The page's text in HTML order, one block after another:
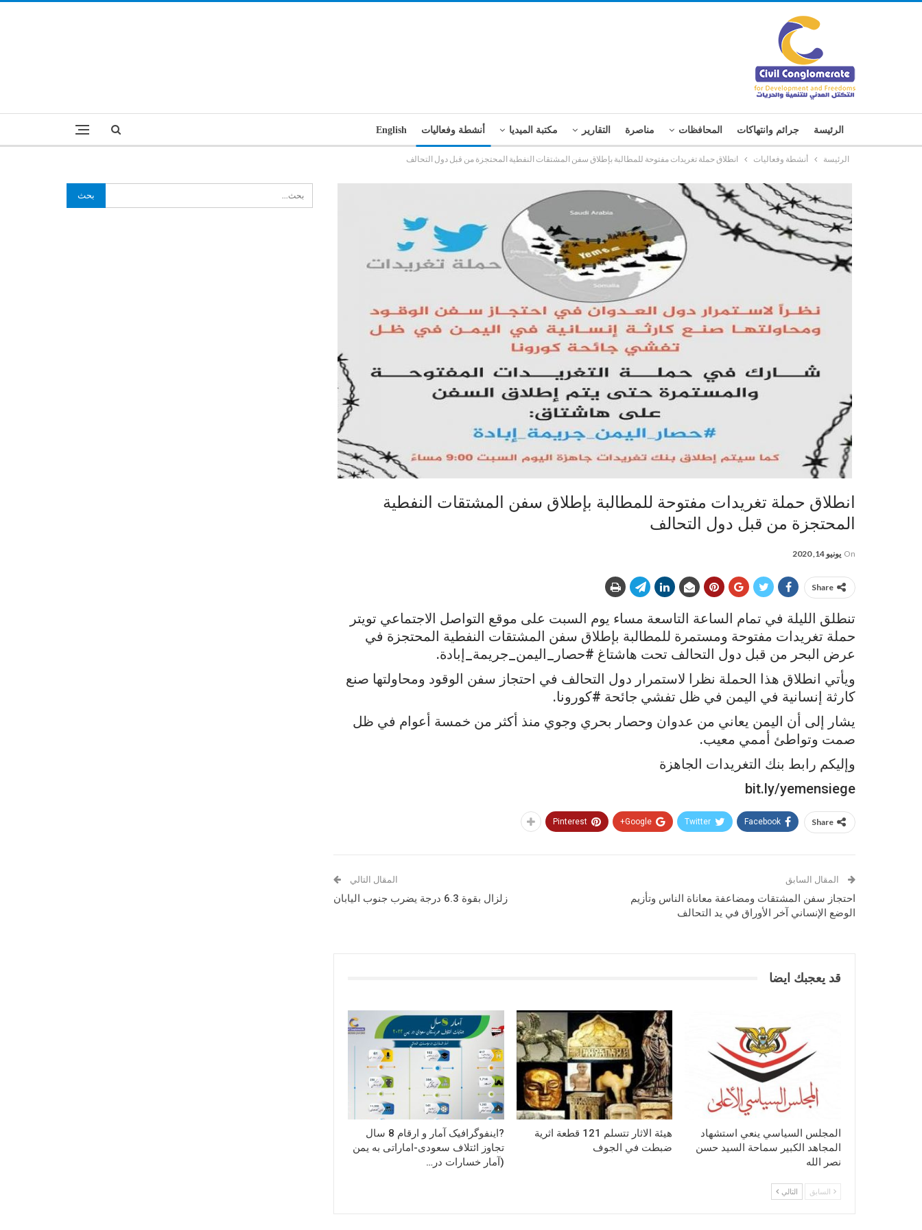
الرئيسة جرائم وانتهاكات المحافظات مناصرة التقارير مكتبة الميديا أنشطة وفعاليات English
الرئيسة أنشطة وفعاليات انطلاق حملة تغريدات مفتوحة للمطالبة بإطلاق سفن المشتقات النفطية المحتجزة من قبل دول التحالف
انطلاق حملة تغريدات مفتوحة للمطالبة بإطلاق سفن المشتقات النفطية
المحتجزة من قبل دول التحالف
On يونيو 14, 2020
Share
تنطلق الليلة في تمام الساعة التاسعة مساء يوم السبت على موقع التواصل الاجتماعي تويتر
حملة تغريدات مفتوحة ومستمرة للمطالبة بإطلاق سفن المشتقات النفطية المحتجزة في
عرض البحر من قبل دول التحالف تحت هاشتاغ #حصار_اليمن_جريمة_إبادة.
ويأتي انطلاق هذا الحملة نظرا لاستمرار دول التحالف في احتجاز سفن الوقود ومحاولتها صنع
كارثة إنسانية في اليمن في ظل تفشي جائحة #كورونا.
يشار إلى أن اليمن يعاني من عدوان وحصار بحري وجوي منذ أكثر من خمسة أعوام في ظل
صمت وتواطئ أممي معيب.
وإليكم رابط بنك التغريدات الجاهزة
bit.ly/yemensiege
Share
Facebook
Twitter
Google+
Pinterest
المقال السابق
احتجاز سفن المشتقات ومضاعفة معاناة الناس وتأزيم
الوضع الإنساني آخر الأوراق في يد التحالف
المقال التالي
زلزال بقوة 6.3 درجة يضرب جنوب اليابان
قد يعجبك ايضا
المجلس السياسي ينعي استشهاد
المجاهد الكبير سماحة السيد حسن
نصر الله
هيئة الاثار تتسلم 121 قطعة اثرية
ضبطت في الجوف
?اینفوگرافیک آمار و ارقام 8 سال
تجاوز ائتلاف سعودی-اماراتی به یمن
(آمار خسارات در…
السابق التالي